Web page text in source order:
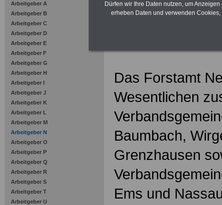
Arbeitgeber A
Arbeitgeber B
Arbeitgeber C
Arbeitgeber D
Arbeitgeber E
Arbeitgeber F
Arbeitgeber G
Arbeitgeber H
Arbeitgeber I
Arbeitgeber J
Arbeitgeber K
Arbeitgeber L
Arbeitgeber M
Arbeitgeber N
Arbeitgeber O
Arbeitgeber P
Arbeitgeber Q
Arbeitgeber R
Arbeitgeber S
Arbeitgeber T
Arbeitgeber U
Das Forstamt
Wesentlichen
Baumbach,
Grenzhausen
Ems und
Dürfen wir Ihre Daten nutzen, um
erheben Daten und verwenden